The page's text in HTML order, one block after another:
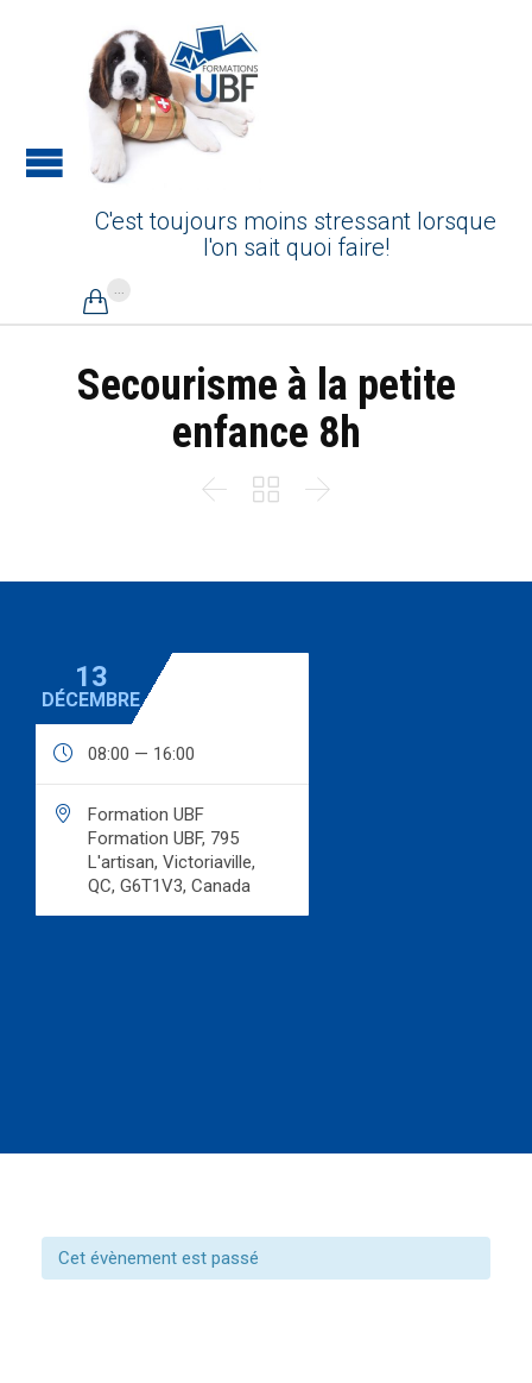
C'est toujours moins stressant lorsque
l'on sait quoi faire!

Secourisme à la petite
enfance 8h
  
13
DÉCEMBRE
 08:00 — 16:00

Formation UBF
Formation UBF, 795
L'artisan, Victoriaville,
QC, G6T1V3, Canada
Cet évènement est passé